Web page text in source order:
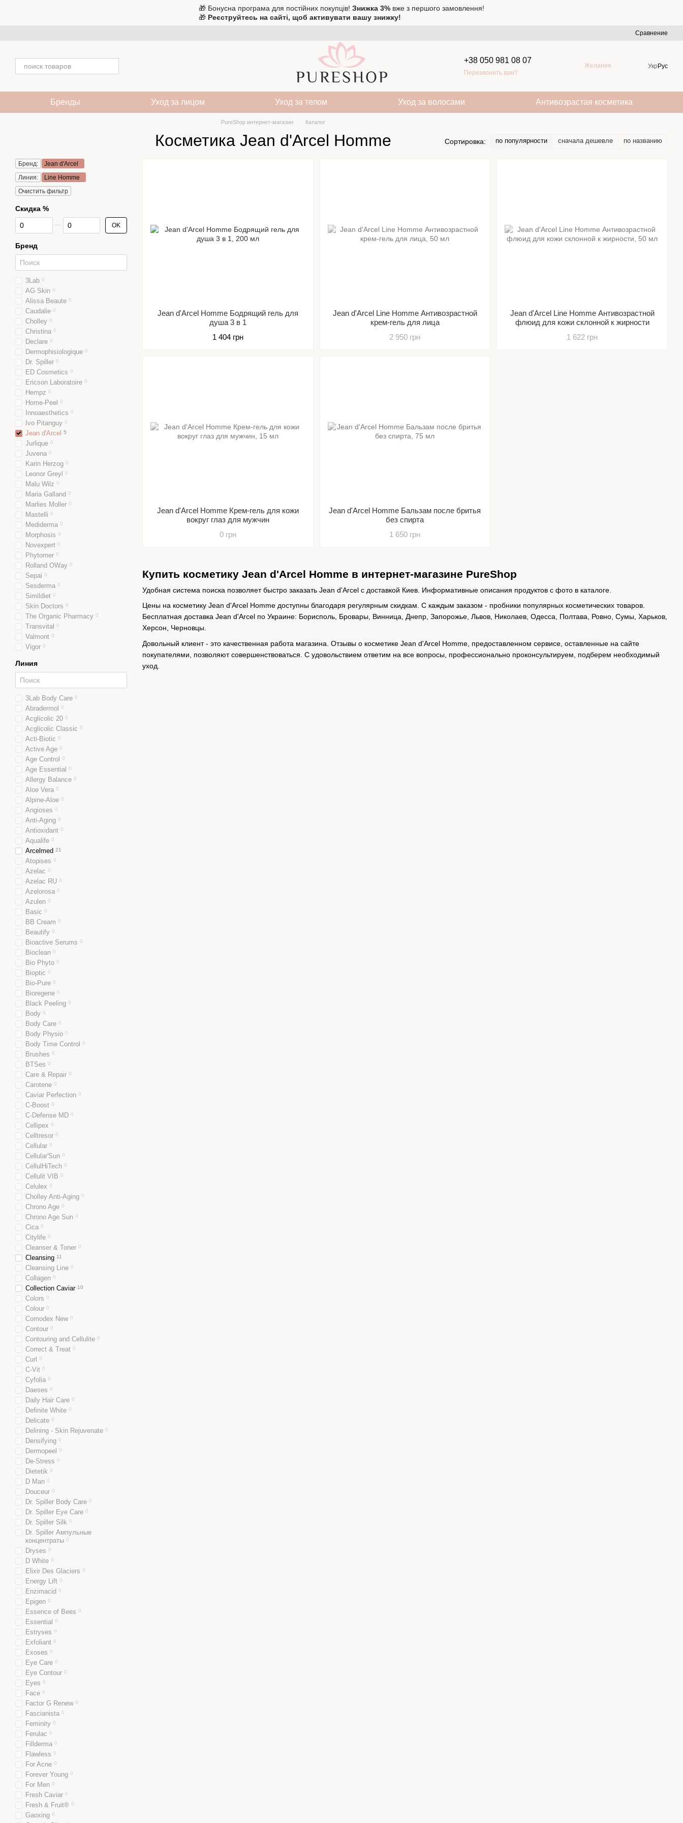
🎁 Бонусна програма для постійних покупців! Знижка 3% вже з першого замовлення!
🎁 Реєструйтесь на сайті, щоб активувати вашу знижку!
Сравнение
+38 050 981 08 07
Перезвонить вам?
Желания Укр Рус
Бренды Уход за лицом Уход за телом Уход за волосами Антивозрастая косметика
PureShop интернет-магазин Каталог
Косметика Jean d'Arcel Homme Сортировка: по популярности сначала дешевле по названию
Купить косметику Jean d'Arcel Homme в интернет-магазине PureShop
Удобная система поиска позволяет быстро заказать Jean d'Arcel с доставкой Киев. Информативные описания продуктов с фото в каталоге.
Цены на косметику Jean d'Arcel Homme доступны благодаря регулярным скидкам. С каждым заказом - пробники популярных косметических товаров.
Бесплатная доставка Jean d'Arcel по Украине: Борисполь, Бровары, Винница, Днепр, Запорожье, Львов, Николаев, Одесса, Полтава, Ровно, Сумы, Харьков,
Херсон, Черновцы.
Довольный клиент - это качественная работа магазина. Отзывы о косметике Jean d'Arcel Homme, предоставленном сервисе, оставленные на сайте
покупателями, позволяют совершенствоваться. C удовольствием ответим на все вопросы, профессионально проконсультируем, подберем необходимый
уход.
Jean d'Arcel Homme Бодрящий гель для
душа 3 в 1
1 404 грн
Jean d'Arcel Line Homme Антивозрастной
крем-гель для лица
2 950 грн
Jean d'Arcel Line Homme Антивозрастной
флюид для кожи склонной к жирности
1 622 грн
Jean d'Arcel Homme Крем-гель для кожи
вокруг глаз для мужчин
0 грн
Jean d'Arcel Homme Бальзам после бритья
без спирта
1 650 грн
Бренд:
Jean d'Arcel
Линия:
Line Homme
Очистить фильтр
Скидка %
От Скидка %
До Скидка % OK
Бренд
3Lab 0
AG Skin 0
Alissa Beaute 0
Caudalie 0
Cholley 0
Christina 0
Declare 0
Dermophisiologique 0
Dr. Spiller 0
ED Cosmetics 0
Ericson Laboratoire 0
Hempz 0
Home-Peel 0
Innoaesthetics 0
Ivo Pitanguy 0
Jean d'Arcel 5
Jurlique 0
Juvena 0
Karin Herzog 0
Leonor Greyl 0
Malu Wilz 0
Maria Galland 0
Marlies Moller 0
Mastelli 0
Mediderma 0
Morphosis 0
Novexpert 0
Phytomer 0
Rolland OWay 0
Sepai 0
Sesderma 0
Simildiet 0
Skin Doctors 0
The Organic Pharmacy 0
Transvital 0
Valmont 0
Vigor 0
Линия
3Lab Body Care 0
Abradermol 0
Acglicolic 20 0
Acglicolic Classic 0
Acti-Biotic 0
Active Age 0
Age Control 0
Age Essential 0
Allergy Balance 0
Aloe Vera 0
Alpine-Aloe 0
Angioses 0
Anti-Aging 0
Antioxidant 0
Aqualife 0
Arcelmed 21
Atopises 0
Azelac 0
Azelac RU 0
Azelorosa 0
Azulen 0
Basic 0
BB Cream 0
Beautify 0
Bioactive Serums 0
Bioclean 0
Bio Phyto 0
Bioptic 0
Bio-Pure 0
Bioregene 0
Black Peeling 0
Body 0
Body Care 0
Body Physio 0
Body Time Control 0
Brushes 0
BTSes 0
Care & Repair 0
Carotene 0
Caviar Perfection 0
C-Boost 0
C-Defense MD 0
Cellipex 0
Celltresor 0
Cellular 0
Cellular'Sun 0
CellulHiTech 0
Cellulit VIB 0
Celulex 0
Cholley Anti-Aging 0
Chrono Age 0
Chrono Age Sun 0
Cica 0
Citylife 0
Cleanser & Toner 0
Cleansing 11
Cleansing Line 0
Collagen 0
Collection Caviar 10
Colors 0
Colour 0
Comodex New 0
Contour 0
Contouring and Cellulite 0
Correct & Treat 0
Curl 0
C-Vit 0
Cyfolia 0
Daeses 0
Daily Hair Care 0
Definite White 0
Delicate 0
Delining - Skin Rejuvenate 0
Densifying 0
Dermopeel 0
De-Stress 0
Dietetik 0
D Man 0
Douceur 0
Dr. Spiller Body Care 0
Dr. Spiller Eye Care 0
Dr. Spiller Silk 0
Dr. Spiller Ампульные
концентраты 0
Dryses 0
D White 0
Elixir Des Glaciers 0
Energy Lift 0
Enzimacid 0
Epigen 0
Essence of Bees 0
Essential 0
Estryses 0
Exfoliant 0
Exoses 0
Eye Care 0
Eye Contour 0
Eyes 0
Face 0
Factor G Renew 0
Fascianista 0
Feminity 0
Ferulac 0
Fillderma 0
Flawless 0
For Acne 0
Forever Young 0
For Men 0
Fresh Caviar 0
Fresh & Fruit® 0
Gaoxing 0